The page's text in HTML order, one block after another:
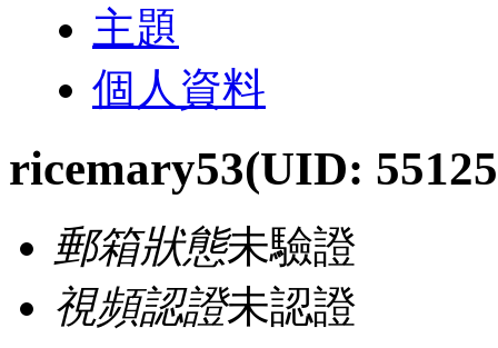
主題
個人資料
ricemary53(UID:
郵箱狀態未驗證
視頻認證未認證